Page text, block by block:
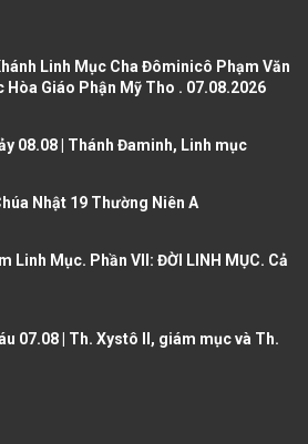
u
s
g
e
Linh Mục Cha Đôminicô Phạm Văn
Hòa Giáo Phận Mỹ Tho . 07.08.2026
08.08 | Thánh Đaminh, Linh mục
Nhật 19 Thường Niên A
Linh Mục. Phần VII: ĐỜI LINH MỤC. Cả
07.08 | Th. Xystô II, giám mục và Th.